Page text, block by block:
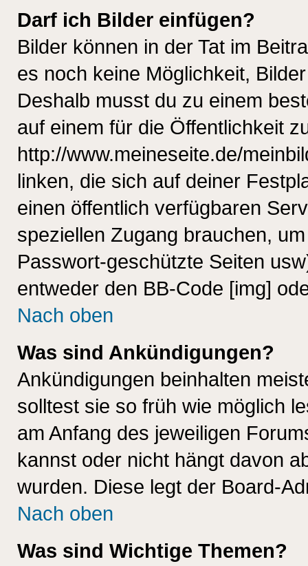
Darf ich Bilder einfügen?
Bilder können in der Tat im
es noch keine Möglichkeit,
Deshalb musst du zu einem
auf einem für die Öffentlichkeit
http://www.meineseite.de/
linken, die sich auf deiner
einen öffentlich verfügbaren
speziellen Zugang brauchen,
Passwort-geschützte Seiten
entweder den BB-Code [img]
Nach oben
Was sind Ankündigungen?
Ankündigungen beinhalten
solltest sie so früh wie möglich
am Anfang des jeweiligen
kannst oder nicht hängt davon
wurden. Diese legt der Board-
Nach oben
Was sind Wichtige Themen?